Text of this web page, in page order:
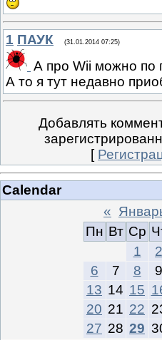
1 ПАУК (31.01.2014 07:25)
А про Wii можно по
А то я тут недавно
Добавлять
[
Calendar
«
Пн Вт Ср
1
2
6
7 8 9
13 14 15
20 21 22
27 28 29